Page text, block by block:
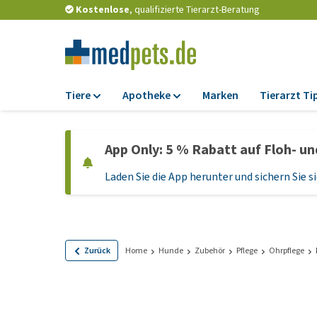
Kostenlose, qualifizierte Tierarzt-Beratung
Tiere
Trockenfutter
Nassfutter
Hundefutter
Apotheke
Zeckenschutz und
Flohmittel
Probiotika und
Marken Tierarzt
App Only: 5 % Rabatt auf Floh-
Laden Sie die App herunter und sichern Sie
Zurück Home Hunde Zubehör Pflege Ohrpflege